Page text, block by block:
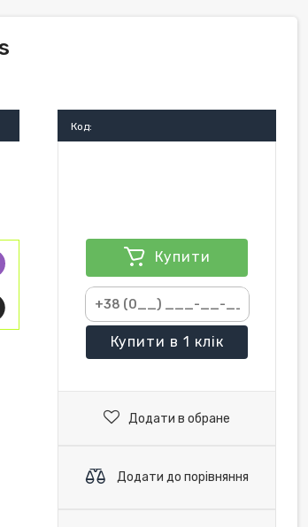
Код:
Купити
Купити в 1 клік
Додати в обране
Додати до порівняння